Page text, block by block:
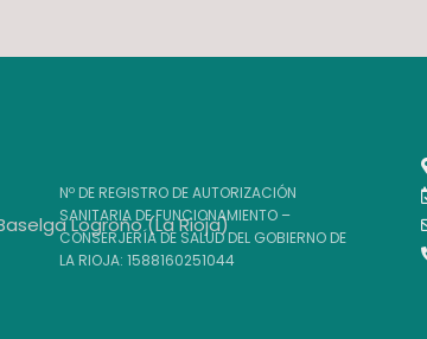
Nº DE REGISTRO DE AUTORIZACIÓN
SANITARIA DE FUNCIONAMIENTO –
CONSERJERÍA DE SALUD DEL GOBIERNO DE
LA RIOJA: 1588160251044